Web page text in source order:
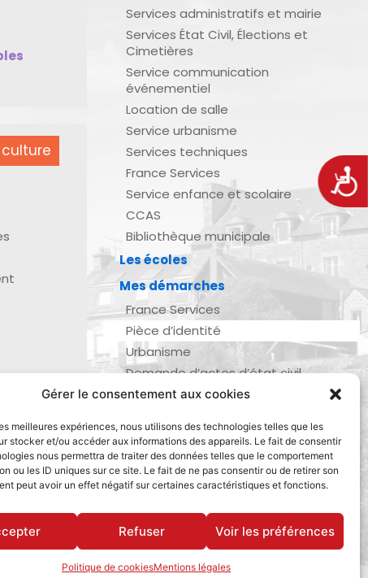
Gérer le consentement aux cookies
meilleures expériences, nous utilisons des technologies telles que les
stocker et/ou accéder aux informations des appareils. Le fait de consentir
nous permettra de traiter des données telles que le comportement
ou les ID uniques sur ce site. Le fait de ne pas consentir ou de retirer son
peut avoir un effet négatif sur certaines caractéristiques et fonctions.
Refuser Voir les préférences
Politique de cookiesMentions légales
Services administratifs et mairie
Services État Civil, Élections et
Cimetières
Service communication
événementiel
Location de salle
Service urbanisme
Services techniques
France Services
Service enfance et scolaire
CCAS
Bibliothèque municipale
Les écoles
Mes démarches
France Services
Pièce d’identité
Urbanisme
Demande d’actes d’état civil
Se marier, se pacser
Recensement militaire
Le journal de ma ville
Gestion des déchets
Dinan Agglomération